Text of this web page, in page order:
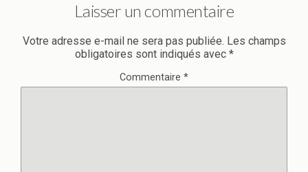
Laisser un commentaire
Votre adresse e-mail ne sera pas publiée. Les champs
obligatoires sont indiqués avec *
Commentaire *